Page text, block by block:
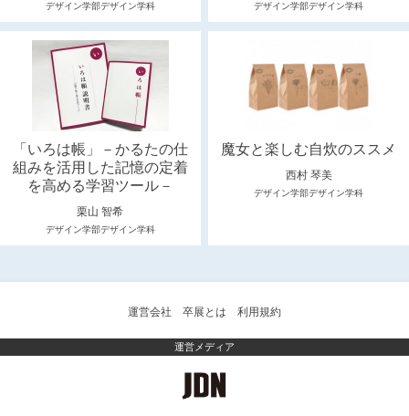
デザイン学部デザイン学科 デザイン学部デザイン学科
「いろは帳」－かるたの仕
組みを活用した記憶の定着
を高める学習ツール－
栗山 智希
デザイン学部デザイン学科
魔女と楽しむ自炊のススメ
西村 琴美
デザイン学部デザイン学科
運営会社 卒展とは 利用規約
運営メディア